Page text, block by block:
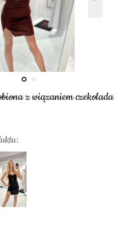
z wiązaniem czekolada